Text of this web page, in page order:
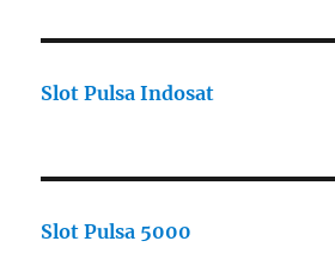
Slot Pulsa Indosat
Slot Pulsa 5000